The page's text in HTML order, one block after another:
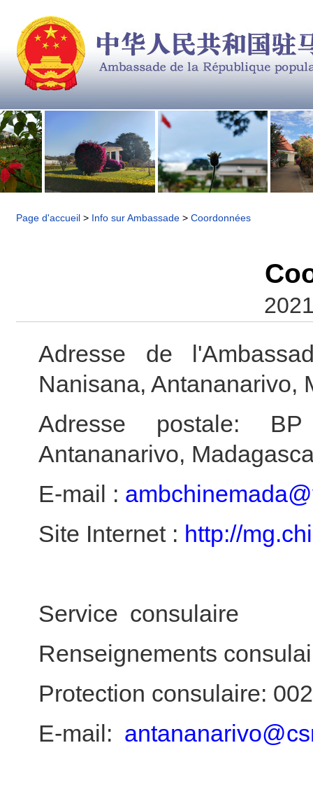
Page d'accueil > Info sur Ambassade > Coordonnées
Adresse de
Nanisana, Antananarivo,
Adresse postale:
Antananarivo,
E-mail :
Site Internet : http://
Service consulaire
Renseignements
Protection consulaire:
E-mail: